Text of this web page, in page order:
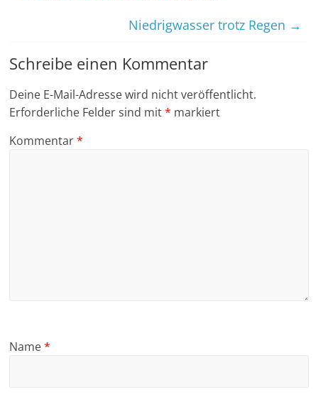
Niedrigwasser trotz Regen →
Schreibe einen Kommentar
Deine E-Mail-Adresse wird nicht veröffentlicht.
Erforderliche Felder sind mit* markiert
Kommentar*
Name*